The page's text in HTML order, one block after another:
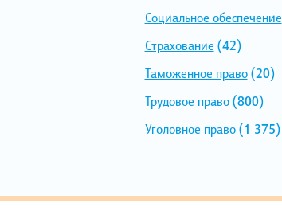
Социальное обеспечение
Страхование (42)
Таможенное право(20)
Трудовое право(800)
Уголовное право(1 375)